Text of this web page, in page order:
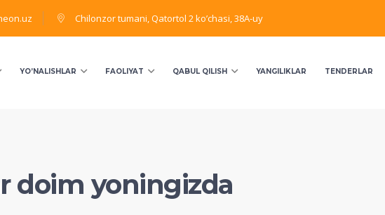
Chilonzor tumani, Qatortol 2 ko’chasi, 38A-uy
YO’NALISHLAR FAOLIYAT QABUL QILISH YANGILIKLAR TENDERLAR
doim yoningizda